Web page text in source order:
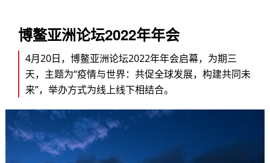
博鳌亚洲论坛2022年年会
4月20日，博鳌亚洲论坛2022年年会启幕，为期三
天，主题为“疫情与世界：共促全球发展，构建共同未
来”，举办方式为线上线下相结合。